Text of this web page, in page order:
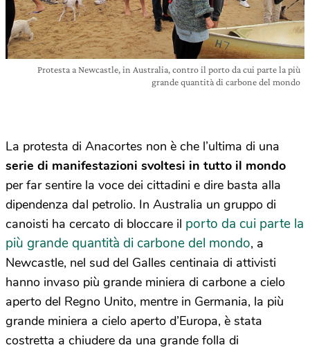
Protesta a Newcastle, in Australia, contro il porto da cui parte la più
grande quantità di carbone del mondo
La protesta di Anacortes non è che l’ultima di una
serie di manifestazioni svoltesi in tutto il mondo
per far sentire la voce dei cittadini e dire basta alla
dipendenza dal petrolio. In Australia un gruppo di
canoisti ha cercato di bloccare il porto da cui parte la
più grande quantità di carbone del mondo, a
Newcastle, nel sud del Galles centinaia di attivisti
hanno invaso più grande miniera di carbone a cielo
aperto del Regno Unito, mentre in Germania, la più
grande miniera a cielo aperto d’Europa, è stata
costretta a chiudere da una grande folla di